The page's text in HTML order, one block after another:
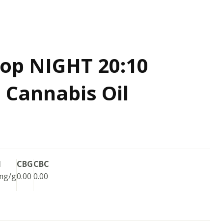
NIGHT 20:10
Cannabis Oil
g
CBG
0.00
CBC
0.00